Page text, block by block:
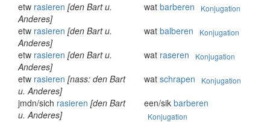
etw rasieren [den Bart u.
Anderes]
wat barberen Konjugation
etw rasieren [den Bart u.
Anderes]
wat balberen Konjugation
etw rasieren [den Bart u.
Anderes]
wat raseren Konjugation
etw rasieren [nass: den Bart
u. Anderes]
wat schrapen Konjugation
jmdn/sich rasieren [den Bart
u. Anderes]
een/sik barberen
Konjugation